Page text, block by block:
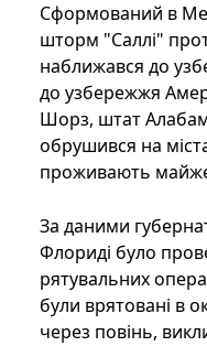
Сформований в
шторм "Саллі"
наближався до
до узбережжя
Шорз, штат
обрушився на
проживають
За даними
Флориді було
рятувальних
були врятовані в
через повінь,